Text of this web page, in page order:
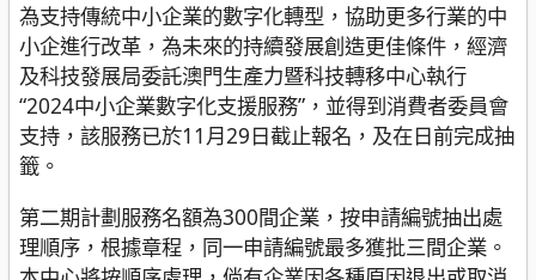
為支持傳統中小企業的數字化轉型，協助更多行業的中
小企進行改革，為未來的持續發展創造更佳條件，經濟
及科技發展局委託澳門生產力暨科技轉移中心執行
“2024中小企業數字化支援服務”，並得到消費者委員會
支持，該服務已於11月29日截止報名，及在日前完成抽
籤。
第二期計劃服務名額為300間企業，按申請編號抽出處
理順序，根據章程，同一申請編號最多獲批三間企業。